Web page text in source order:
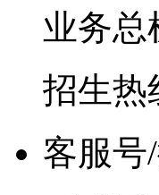
业务总
招生热
客服号